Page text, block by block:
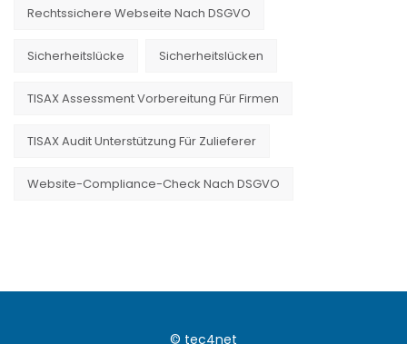
Rechtssichere Webseite Nach DSGVO
Sicherheitslücke Sicherheitslücken
TISAX Assessment Vorbereitung Für Firmen
TISAX Audit Unterstützung Für Zulieferer
Website-Compliance-Check Nach DSGVO
© tec4net